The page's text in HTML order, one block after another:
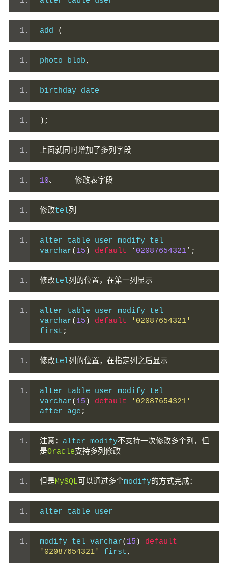
add (
photo blob,
birthday date
);
上面就同时增加了多列字段
10、 修改表字段
修改tel列
alter table user modify tel
varchar( 15 ) default ‘ 02087654321’;
修改tel列的位置，在第一列显示
alter table user modify tel
varchar( 15 ) default
'02087654321'
first ;
修改tel列的位置，在指定列之后显示
alter table user modify tel
varchar( 15 ) default
'02087654321'
after age ;
注意： alter modify不支持一次修改多个列，但
是Oracle支持多列修改
但是MySQL可以通过多个modify的方式完成：
alter table user
modify tel varchar( 15 )
default
'02087654321'
first,